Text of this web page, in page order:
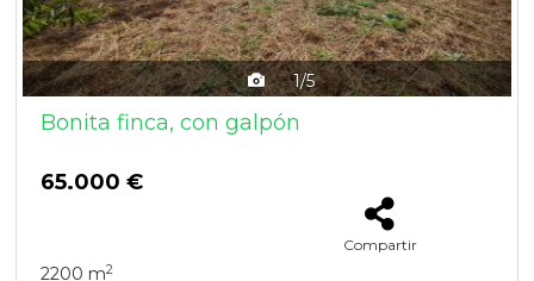
1/5
Bonita finca, con galpón
65.000 €
Compartir
2200 m2